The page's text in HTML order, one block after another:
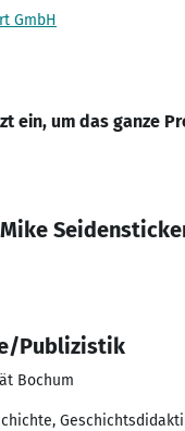
GmbH
ein, um das ganze
Publizistik
Bochum